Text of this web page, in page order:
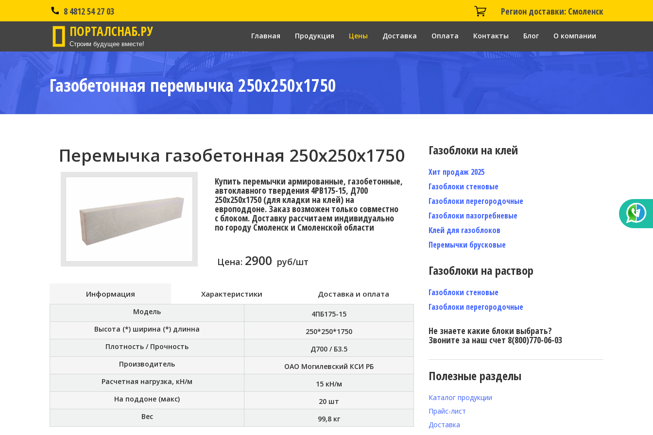
8 4812 54 27 03 Регион доставки: Смоленск
ПОРТАЛСНАБ.РУ
Строим будущее вместе!
Главная Продукция Цены Доставка Оплата Контакты Блог О компании
Газобетонная перемычка 250x250x1750
Перемычка газобетонная 250x250x1750
Купить перемычки армированные, газобетонные,
автоклавного твердения 4PB175-15, Д700
250х250х1750 (для кладки на клей) на
европоддоне. Заказ возможен только совместно
с блоком. Доставку расcчитаем индивидуально
по городу Смоленск и Смоленской области
Цена: 2900 руб/шт
Информация Характеристики Доставка и оплата
Модель
4ПБ175-15
Высота (*) ширина (*) длинна
250*250*1750
Плотность / Прочность
Д700 / Б3.5
Производитель
ОАО Могилевский КСИ РБ
Расчетная нагрузка, кН/м
15 кН/м
На поддоне (макс)
20 шт
Вес
99,8 кг
Газоблоки на клей
Хит продаж 2025
Газоблоки стеновые
Газоблоки перегородочные
Газоблоки пазогребневые
Клей для газоблоков
Перемычки брусковые
Газоблоки на раствор
Газоблоки стеновые
Газоблоки перегородочные
Не знаете какие блоки выбрать?
Звоните за наш счет 8(800)770-06-03
Полезные разделы
Каталог продукции
Прайс-лист
Доставка